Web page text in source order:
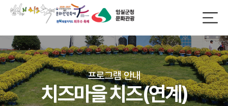
프로그램 안내
치즈마을 치즈(연계)